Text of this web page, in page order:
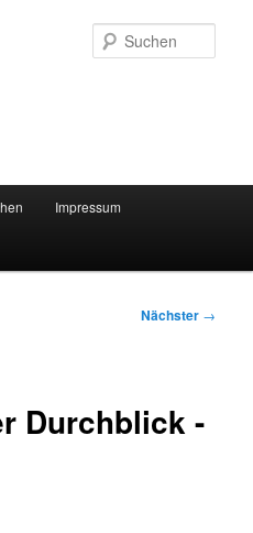
Impressum
Nächster →
Durchblick -